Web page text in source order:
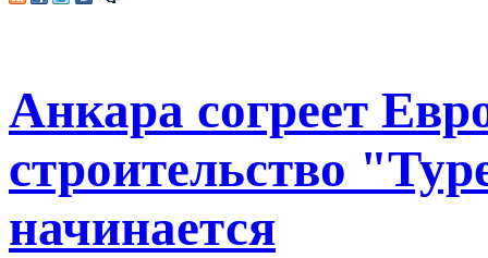
Анкара согреет
строительство
начинается